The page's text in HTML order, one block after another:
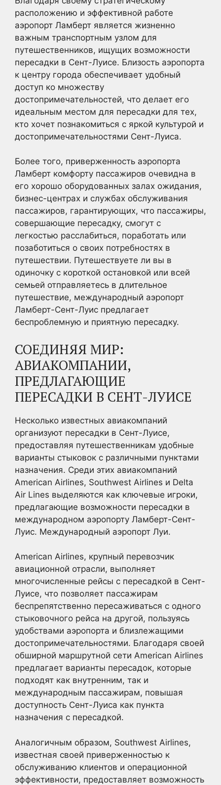
расположению и эффективной работе
аэропорт Ламберт является жизненно
важным транспортным узлом для
путешественников, ищущих возможности
пересадки в Сент-Луисе. Близость аэропорта
к центру города обеспечивает удобный
доступ ко множеству
достопримечательностей, что делает его
идеальным местом для пересадки для тех,
кто хочет познакомиться с яркой культурой и
достопримечательностями Сент-Луиса.
Более того, приверженность аэропорта
Ламберт комфорту пассажиров очевидна в
его хорошо оборудованных залах ожидания,
бизнес-центрах и службах обслуживания
пассажиров, гарантирующих, что пассажиры,
совершающие пересадку, смогут с
легкостью расслабиться, поработать или
позаботиться о своих потребностях в
путешествии. Путешествуете ли вы в
одиночку с короткой остановкой или всей
семьей отправляетесь в длительное
путешествие, международный аэропорт
Ламберт-Сент-Луис предлагает
беспроблемную и приятную пересадку.
СОЕДИНЯЯ МИР:
АВИАКОМПАНИИ,
ПРЕДЛАГАЮЩИЕ
ПЕРЕСАДКИ В СЕНТ-ЛУИСЕ
Несколько известных авиакомпаний
организуют пересадки в Сент-Луисе,
предоставляя путешественникам удобные
варианты стыковок с различными пунктами
назначения. Среди этих авиакомпаний
American Airlines, Southwest Airlines и Delta
Air Lines выделяются как ключевые игроки,
предлагающие возможности пересадки в
международном аэропорту Ламберт-Сент-
Луис. Международный аэропорт Луи.
American Airlines, крупный перевозчик
авиационной отрасли, выполняет
многочисленные рейсы с пересадкой в Сент-
Луисе, что позволяет пассажирам
беспрепятственно пересаживаться с одного
стыковочного рейса на другой, пользуясь
удобствами аэропорта и близлежащими
достопримечательностями. Благодаря своей
обширной маршрутной сети American Airlines
предлагает варианты пересадок, которые
подходят как внутренним, так и
международным пассажирам, повышая
доступность Сент-Луиса как пункта
назначения с пересадкой.
Аналогичным образом, Southwest Airlines,
известная своей приверженностью к
обслуживанию клиентов и операционной
эффективности, предоставляет возможность